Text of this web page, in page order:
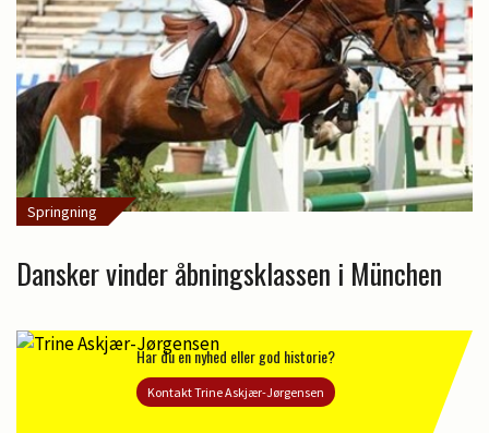
Springning
Dansker vinder åbningsklassen i München
Har du en nyhed eller god historie?
Kontakt Trine Askjær-Jørgensen